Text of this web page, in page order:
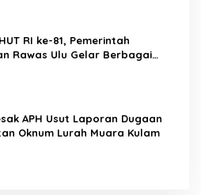
RI ke-81, Pemerintah
Rawas Ulu Gelar Berbagai
Dugaan
Oknum Lurah Muara Kulam